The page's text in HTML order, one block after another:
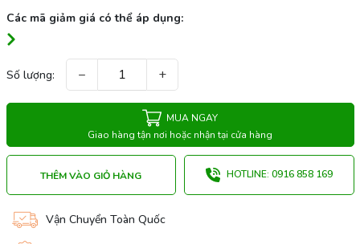
Các mã giảm giá có thể áp dụng:
Số lượng: − +
MUA NGAY
Giao hàng tận nơi hoặc nhận tại cửa hàng
THÊM VÀO GIỎ HÀNG HOTLINE: 0916 858 169
Vận Chuyển Toàn Quốc